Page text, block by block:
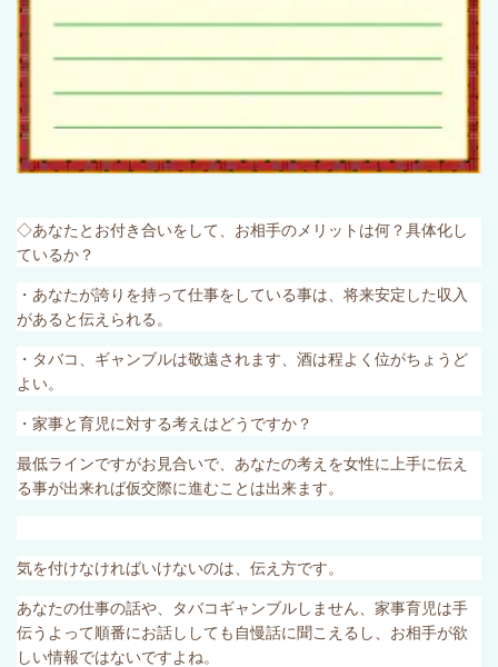
◇あなたとお付き合いをして、お相手のメリットは何？具体化し
ているか？
・あなたが誇りを持って仕事をしている事は、将来安定した収入
があると伝えられる。
・タバコ、ギャンブルは敬遠されます、酒は程よく位がちょうど
よい。
・家事と育児に対する考えはどうですか？
最低ラインですがお見合いで、あなたの考えを女性に上手に伝え
る事が出来れば仮交際に進むことは出来ます。
気を付けなければいけないのは、伝え方です。
あなたの仕事の話や、タバコギャンブルしません、家事育児は手
伝うよって順番にお話ししても自慢話に聞こえるし、お相手が欲
しい情報ではないですよね。